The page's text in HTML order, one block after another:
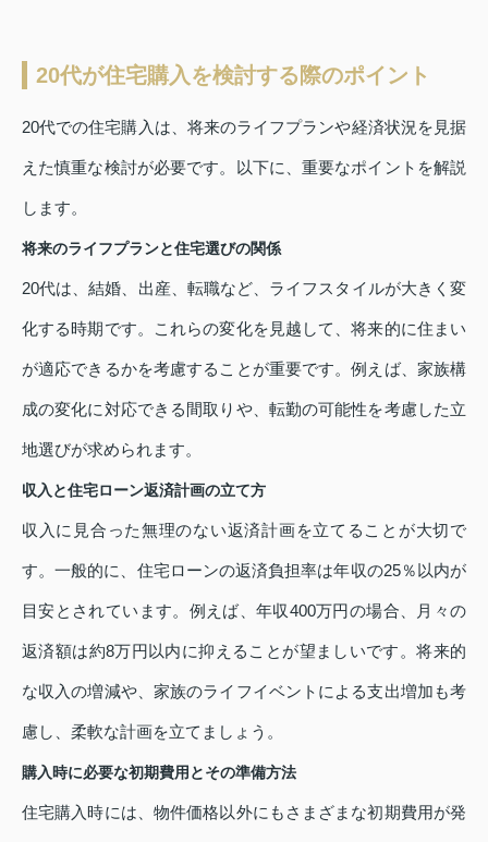
20代が住宅購入を検討する際のポイント
20代での住宅購入は、将来のライフプランや経済状況を見据
えた慎重な検討が必要です。以下に、重要なポイントを解説
します。
将来のライフプランと住宅選びの関係
20代は、結婚、出産、転職など、ライフスタイルが大きく変
化する時期です。これらの変化を見越して、将来的に住まい
が適応できるかを考慮することが重要です。例えば、家族構
成の変化に対応できる間取りや、転勤の可能性を考慮した立
地選びが求められます。
収入と住宅ローン返済計画の立て方
収入に見合った無理のない返済計画を立てることが大切で
す。一般的に、住宅ローンの返済負担率は年収の25％以内が
目安とされています。例えば、年収400万円の場合、月々の
返済額は約8万円以内に抑えることが望ましいです。将来的
な収入の増減や、家族のライフイベントによる支出増加も考
慮し、柔軟な計画を立てましょう。
購入時に必要な初期費用とその準備方法
住宅購入時には、物件価格以外にもさまざまな初期費用が発